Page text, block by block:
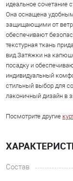
идеальное сочетание
Она оснащена
защищающими от
обеспечивают
текстурная ткань
вид.Затяжки на
посадку и
индивидуальный
стильный выбор для
лаконичный дизайн в
Посмотрите другие
Состав